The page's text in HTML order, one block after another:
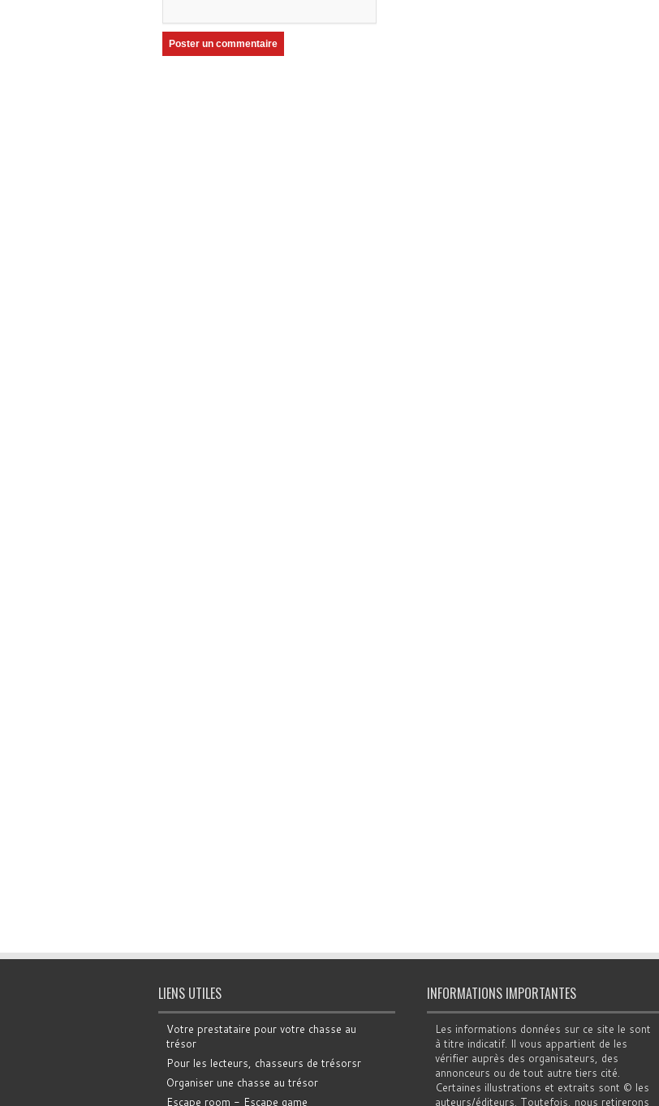
LIENS UTILES
Votre prestataire pour votre chasse au
trésor
Pour les lecteurs, chasseurs de trésorsr
Organiser une chasse au trésor
Escape room - Escape game
INFORMATIONS IMPORTANTES
Les informations données sur ce site le sont
à titre indicatif. Il vous appartient de les
vérifier auprès des organisateurs, des
annonceurs ou de tout autre tiers cité.
Certaines illustrations et extraits sont © les
auteurs/éditeurs. Toutefois, nous retirerons